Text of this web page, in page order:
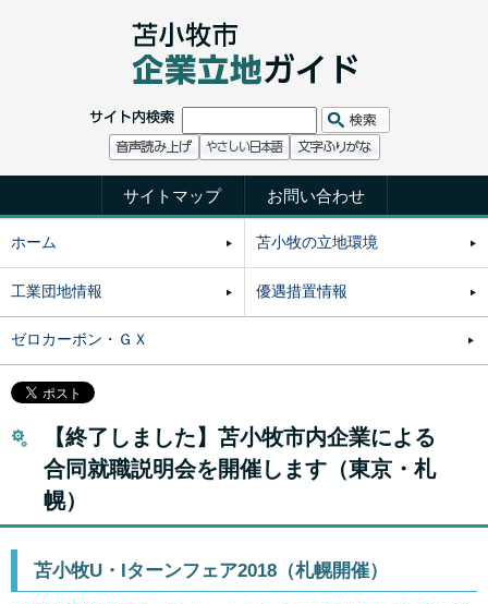
サイトマップ お問い合わせ
ホーム 苫小牧の立地環境
工業団地情報 優遇措置情報
ゼロカーボン・ＧＸ
【終了しました】苫小牧市内企業による
合同就職説明会を開催します（東京・札
幌）
苫小牧U・Iターンフェア2018（札幌開催）